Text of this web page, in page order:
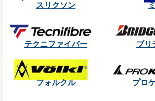
スリクソン
テクニファイバー ブリ
フォルクル プロ